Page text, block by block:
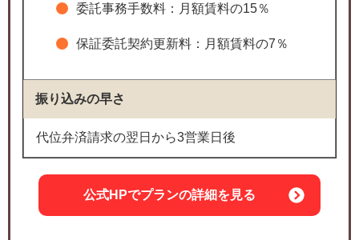
委託事務手数料：月額賃料の15％
保証委託契約更新料：月額賃料の7％
振り込みの早さ
代位弁済請求の翌日から3営業日後
公式HPでプランの詳細を見る